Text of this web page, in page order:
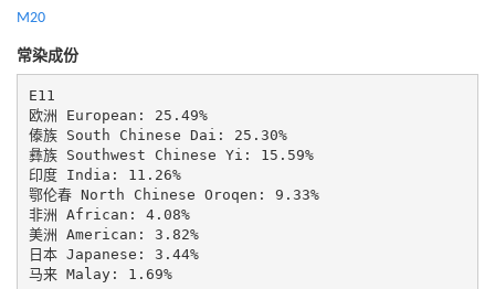
M20
常染成份
E11
欧洲 European: 25.49%
傣族 South Chinese Dai: 25.30%
彝族 Southwest Chinese Yi: 15.59%
印度 India: 11.26%
鄂伦春 North Chinese Oroqen: 9.33%
非洲 African: 4.08%
美洲 American: 3.82%
日本 Japanese: 3.44%
马来 Malay: 1.69%